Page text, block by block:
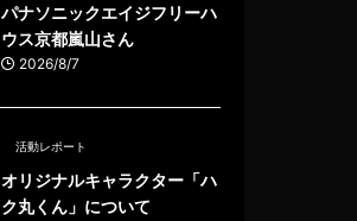
パナソニックエイジフリーハ
ウス京都嵐山さん
2026/8/7
活動レポート
オリジナルキャラクター「ハ
ク丸くん」について